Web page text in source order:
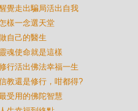
覺走出騙局活出自我
樣一念選天堂
自己的醫生
魂使命就是這樣
行活出佛法幸福一生
教還是修行，咁都得?
受用的佛陀智慧